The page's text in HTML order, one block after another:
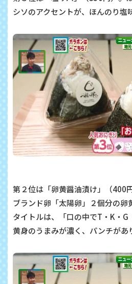
シソのアクセントが、ほんのり塩
第２位は「卵黄醤油漬け」（400
ブランド卵「太陽卵」２個分の卵
タイトルは、「口の中でT・K・G
黄身のうまみが濃く、パンチがあ